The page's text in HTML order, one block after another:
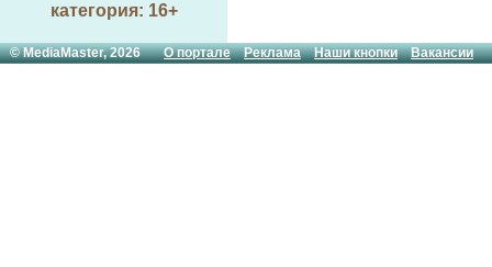
категория: 16+
© MediaMaster, 2026О портале Реклама Наши кнопки Вакансии